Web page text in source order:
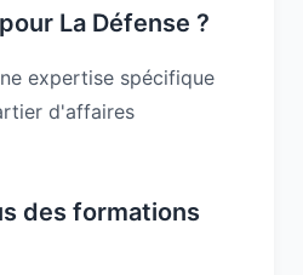
La Défense ?
expertise spécifique
d'affaires
des formations